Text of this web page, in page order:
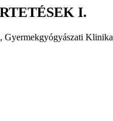
I.
Gyermekgyógyászati Klinika